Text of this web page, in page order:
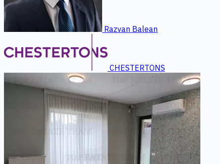
Razvan Balean
CHESTERTONS